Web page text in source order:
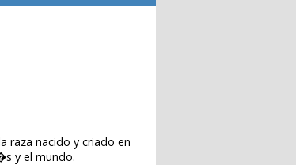
raza nacido y criado en
y el mundo.